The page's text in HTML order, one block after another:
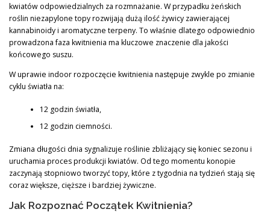
kwiatów odpowiedzialnych za rozmnażanie. W przypadku żeńskich
roślin niezapylone topy rozwijają dużą ilość żywicy zawierającej
kannabinoidy i aromatyczne terpeny. To właśnie dlatego odpowiednio
prowadzona faza kwitnienia ma kluczowe znaczenie dla jakości
końcowego suszu.
W uprawie indoor rozpoczęcie kwitnienia następuje zwykle po zmianie
cyklu światła na:
12 godzin światła,
12 godzin ciemności.
Zmiana długości dnia sygnalizuje roślinie zbliżający się koniec sezonu i
uruchamia proces produkcji kwiatów. Od tego momentu konopie
zaczynają stopniowo tworzyć topy, które z tygodnia na tydzień stają się
coraz większe, cięższe i bardziej żywiczne.
Jak Rozpoznać Początek Kwitnienia?